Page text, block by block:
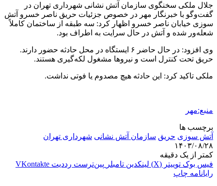
جلال ملکی سخنگوی سازمان آتش نشانی شهرداری تهران در
گفت‌وگو با خبرنگار مهر در خصوص جزئیات حریق ناصر خسرو آتش
سوزی خیابان ناصر خسرو اظهار کرد: سه طبقه از ساختمان کاملاً
شعله‌ور شده و آتش در حال سرایت به اطراف بود.
وی افزود: در حال حاضر ۶ ایستگاه در محل حادثه حضور دارند.
حریق تحت کنترل است و نیروها مشغول لکه‌گیری هستند.
ملکی تاکید کرد: این حادثه هیچ مصدوم یا فوتی نداشت.
منبع:مهر
برچسب ها
آتش‌ سوزی حریق سازمان آتش نشانی شهرداری تهران
۱۴۰۳/۰۸/۲۸
کمتر از یک دقیقه
فیس بوک توییتر (X) لینکدین ‫تامبلر ‫پین‌ترست ‫رددیت ‫VKontakte
رایانامه چاپ